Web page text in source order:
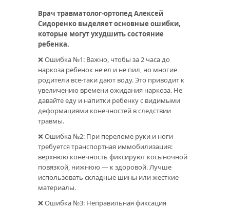
Врач травматолог-ортопед Алексей
Сидоренко выделяет основные ошибки,
которые могут ухудшить состояние
ребенка.
❌ Ошибка №1: Важно, чтобы за 2 часа до
наркоза ребенок не ел и не пил, но многие
родители все-таки дают воду. Это приводит к
увеличению времени ожидания наркоза. Не
давайте еду и напитки ребенку с видимыми
деформациями конечностей в следствии
травмы.
❌ Ошибка №2: При переломе руки и ноги
требуется транспортная иммобилизация:
верхнюю конечность фиксируют косыночной
повязкой, нижнюю — к здоровой. Лучше
использовать складные шины или жесткие
материалы.
❌ Ошибка №3: Неправильная фиксация